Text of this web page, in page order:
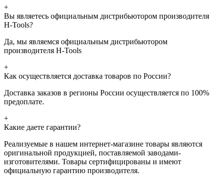
+
Вы являетесь официальным дистрибьютором производителя
H-Tools?
Да, мы являемся официальным дистрибьютором
производителя H-Tools
+
Как осуществляется доставка товаров по России?
Доставка заказов в регионы России осуществляется по 100%
предоплате.
+
Какие даете гарантии?
Реализуемые в нашем интернет-магазине товары являются
оригинальной продукцией, поставляемой заводами-
изготовителями. Товары сертифицированы и имеют
официальную гарантию производителя.